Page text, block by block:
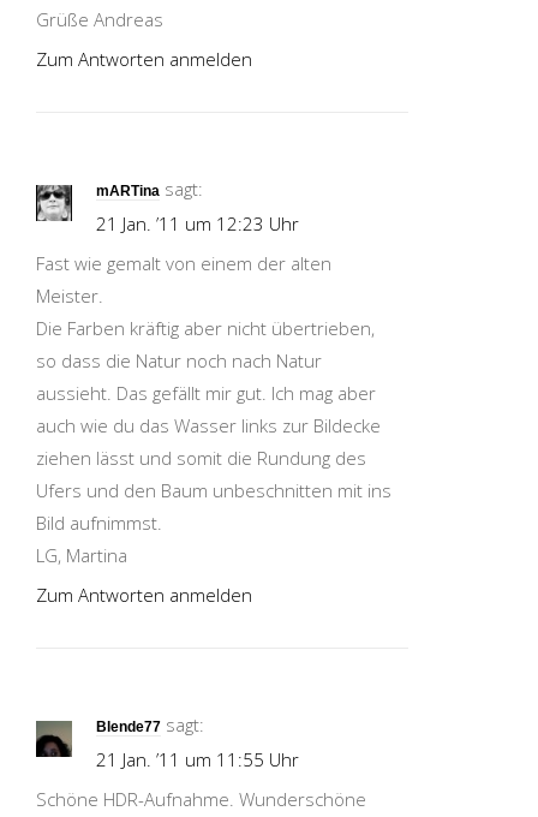
Grüße Andreas
Zum Antworten anmelden
mARTina sagt:
21 Jan. ’11 um 12:23 Uhr
Fast wie gemalt von einem der alten
Meister.
Die Farben kräftig aber nicht übertrieben,
so dass die Natur noch nach Natur
aussieht. Das gefällt mir gut. Ich mag aber
auch wie du das Wasser links zur Bildecke
ziehen lässt und somit die Rundung des
Ufers und den Baum unbeschnitten mit ins
Bild aufnimmst.
LG, Martina
Zum Antworten anmelden
Blende77 sagt:
21 Jan. ’11 um 11:55 Uhr
Schöne HDR-Aufnahme. Wunderschöne